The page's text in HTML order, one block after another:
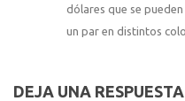
dólares que se
un par en distintos
DEJA UNA RESPUESTA